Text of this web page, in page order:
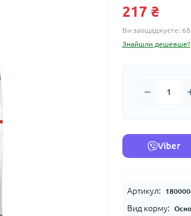
217 ₴
Ви заощаджуєте:
Знайшли дешевше?
Viber
Артикул:
Вид корму: